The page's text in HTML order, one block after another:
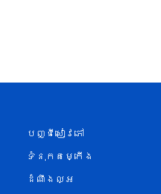
បញ្ជីសៀវភៅ
ទំនុកតម្កើង
ដំណឹងល្អ